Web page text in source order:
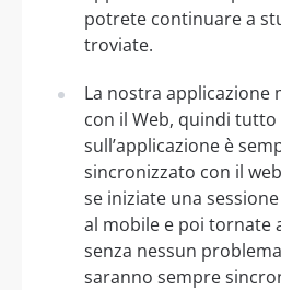
potrete continuare a
troviate.
La nostra applicazione
con il Web, quindi tutto
sull’applicazione è
sincronizzato con il
se iniziate una
al mobile e poi tornate
senza nessun
saranno sempre